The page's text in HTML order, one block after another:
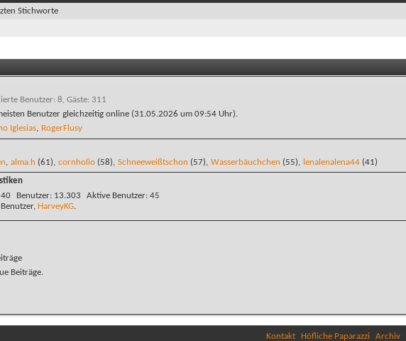
Stichworte
Benutzer: 8, Gäste: 311
Benutzer gleichzeitig online (31.05.2026 um 09:54 Uhr).
Iglesias, RogerFlusy
alma.h (61), cornholio (58), Schneeweißtschon (57), Wasserbäuchchen (55), lenalenalena44 (41)
Benutzer 13.303 Aktive Benutzer 45
HarveyKG.
Beiträge.
Kontakt Höfliche Paparazzi Archiv